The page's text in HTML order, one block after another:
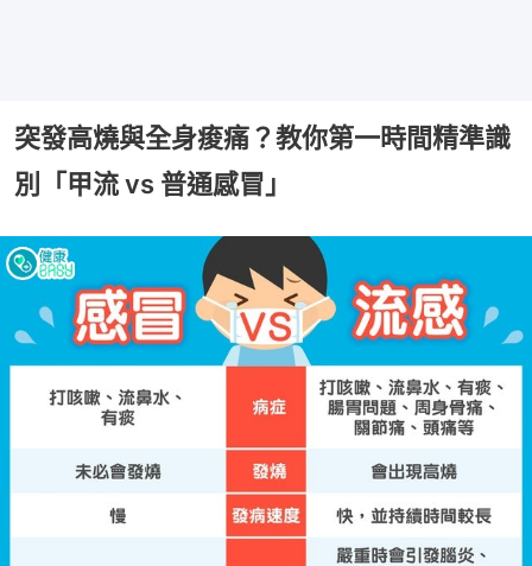
突發高燒與全身痠痛？教你第一時間精準識
別「甲流 vs 普通感冒」